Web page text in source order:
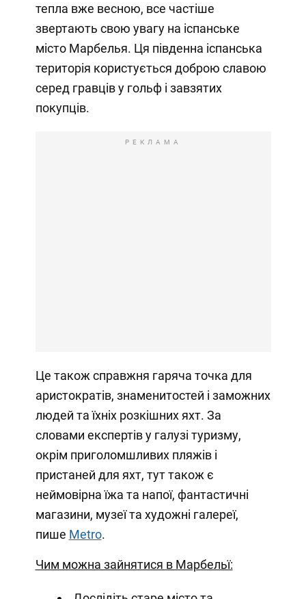
тепла вже весною, все частіше
звертають свою увагу на іспанське
місто Марбелья. Ця південна іспанська
територія користується доброю славою
серед гравців у гольф і завзятих
покупців.
РЕКЛАМА
Це також справжня гаряча точка для
аристократів, знаменитостей і заможних
людей та їхніх розкішних яхт. За
словами експертів у галузі туризму,
окрім приголомшливих пляжів і
пристаней для яхт, тут також є
неймовірна їжа та напої, фантастичні
магазини, музеї та художні галереї,
пише Metro.
Чим можна зайнятися в Марбельї: